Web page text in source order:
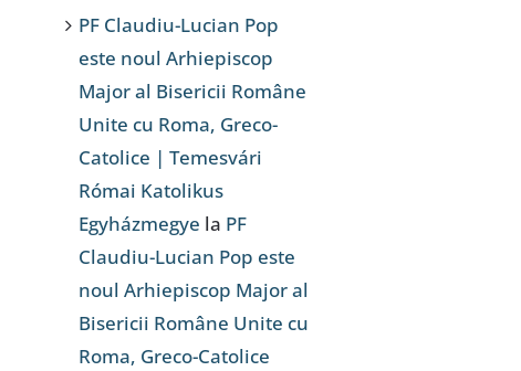
PF Claudiu-Lucian Pop
este noul Arhiepiscop
Major al Bisericii Române
Unite cu Roma, Greco-
Catolice | Temesvári
Római Katolikus
Egyházmegye la PF
Claudiu-Lucian Pop este
noul Arhiepiscop Major al
Bisericii Române Unite cu
Roma, Greco-Catolice